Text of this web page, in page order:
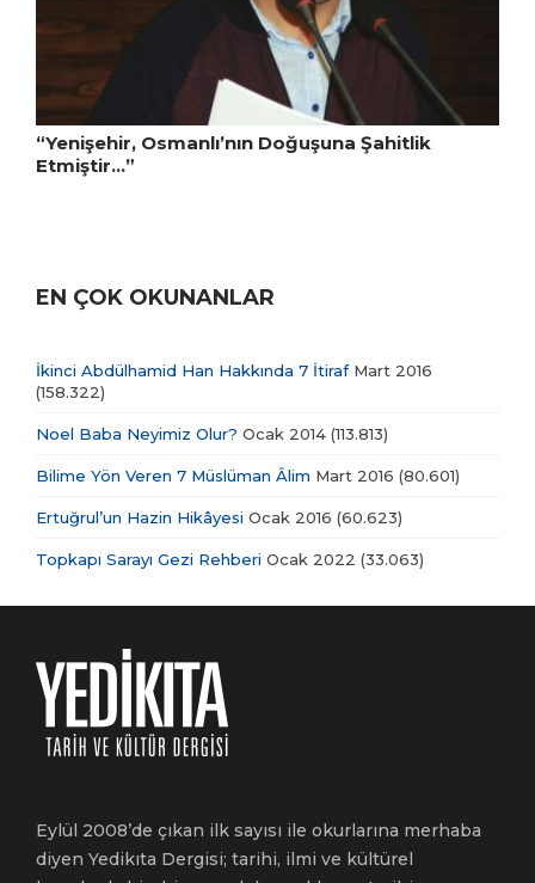
“Yenişehir, Osmanlı’nın Doğuşuna Şahitlik
Etmiştir…”
EN ÇOK OKUNANLAR
İkinci Abdülhamid Han Hakkında 7 İtirafMart 2016
(158.322)
Noel Baba Neyimiz Olur? Ocak 2014 (113.813)
Bilime Yön Veren 7 Müslüman Âlim Mart 2016 (80.601)
Ertuğrul’un Hazin Hikâyesi Ocak 2016 (60.623)
Topkapı Sarayı Gezi Rehberi Ocak 2022 (33.063)
Eylül 2008’de çıkan ilk sayısı ile okurlarına merhaba
diyen Yedikıta Dergisi; tarihi, ilmi ve kültürel